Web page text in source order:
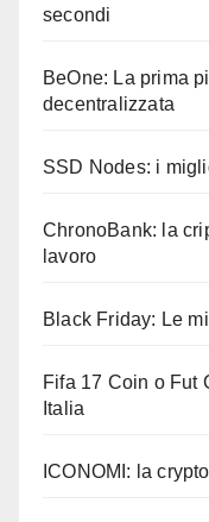
secondi
BeOne: La prima
decentralizzata
SSD Nodes: i
ChronoBank: la
lavoro
Black Friday: Le
Fifa 17 Coin o Fut
Italia
ICONOMI: la